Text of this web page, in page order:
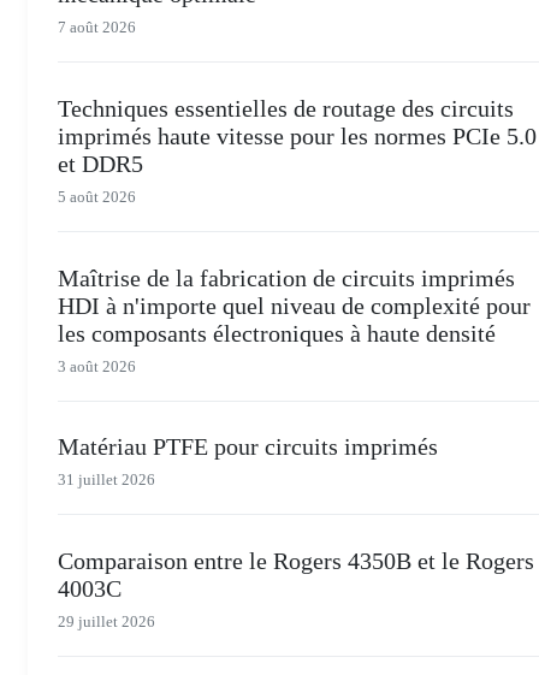
7 août 2026
Techniques essentielles de routage des circuits
imprimés haute vitesse pour les normes PCIe 5.0
et DDR5
5 août 2026
Maîtrise de la fabrication de circuits imprimés
HDI à n'importe quel niveau de complexité pour
les composants électroniques à haute densité
3 août 2026
Matériau PTFE pour circuits imprimés
31 juillet 2026
Comparaison entre le Rogers 4350B et le Rogers
4003C
29 juillet 2026